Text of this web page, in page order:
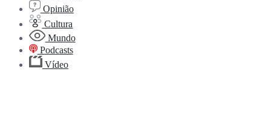
Opinião
Cultura
Mundo
Podcasts
Vídeo